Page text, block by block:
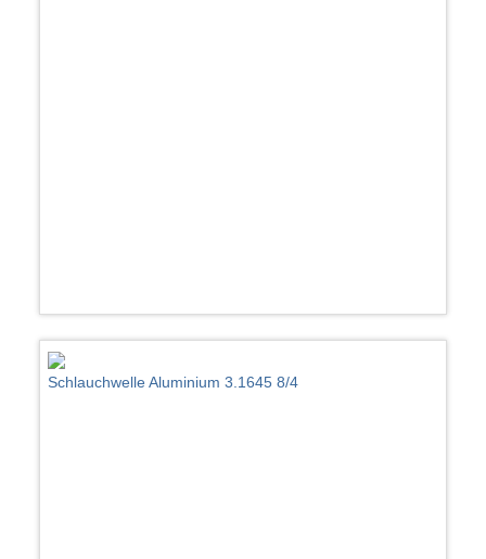
Schlauchwelle Aluminium 3.1645 8/4